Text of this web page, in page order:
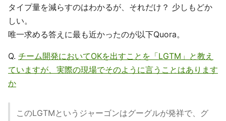
タイプ量を減らすのはわかるが、それだけ？ 少しもどか
しい。
唯一求める答えに最も近かったのが以下Quora。
Q. チーム開発においてOKを出すことを「LGTM」と教え
ていますが、実際の現場でそのように言うことはあります
か
このLGTMというジャーゴンはグーグルが発祥で、グ